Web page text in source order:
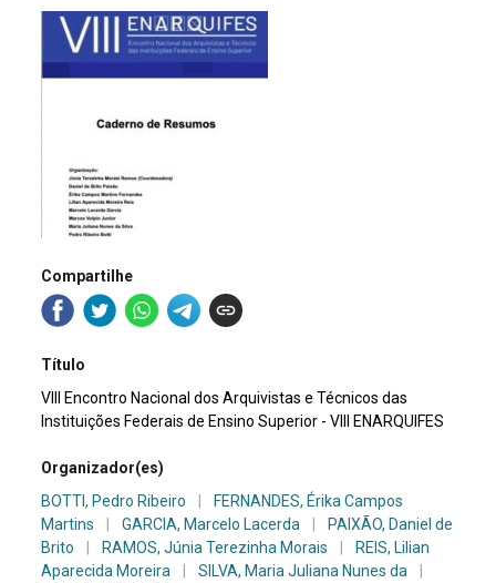
Compartilhe
Título
VIII Encontro Nacional dos Arquivistas e Técnicos das
Instituições Federais de Ensino Superior - VIII ENARQUIFES
Organizador(es)
BOTTI, Pedro Ribeiro
FERNANDES, Érika Campos
Martins
GARCIA, Marcelo Lacerda
PAIXÃO, Daniel de
Brito
RAMOS, Júnia Terezinha Morais
REIS, Lilian
Aparecida Moreira
SILVA, Maria Juliana Nunes da